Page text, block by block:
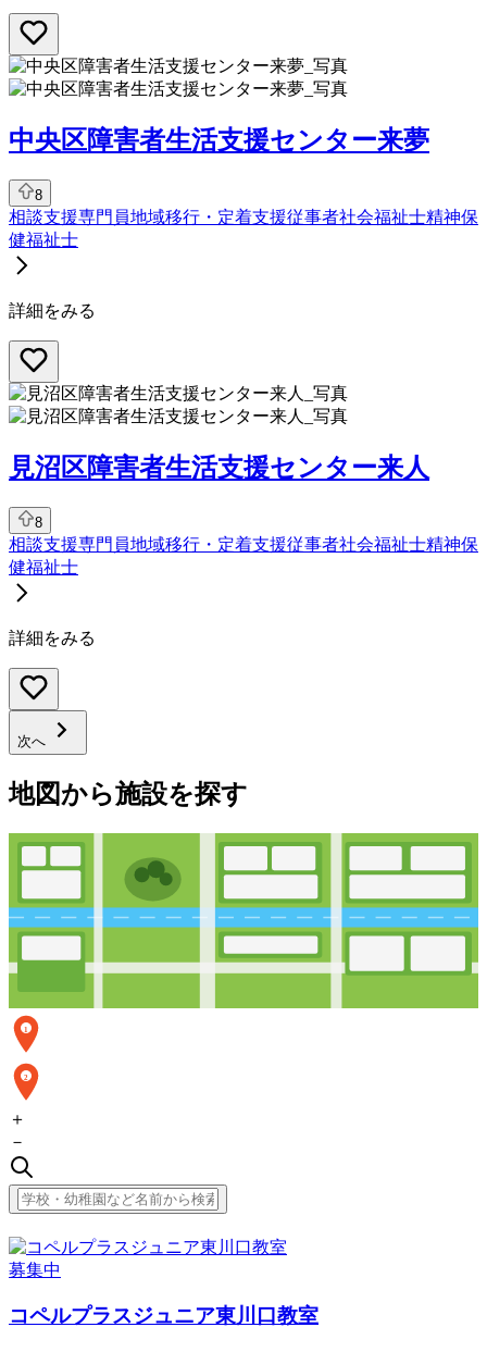
中央区障害者生活支援センター来夢
8
相談支援専門員地域移行・定着支援従事者社会福祉士精神保
健福祉士
詳細をみる
見沼区障害者生活支援センター来人
8
相談支援専門員地域移行・定着支援従事者社会福祉士精神保
健福祉士
詳細をみる
次へ
地図から施設を探す
1
2
＋
－
募集中
コペルプラスジュニア東川口教室